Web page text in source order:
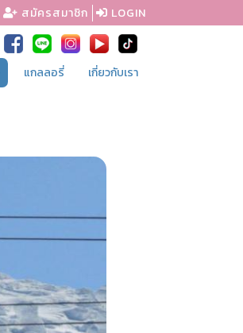
สมัครสมาชิก LOGIN
แกลลอรี่ เกี่ยวกับเรา